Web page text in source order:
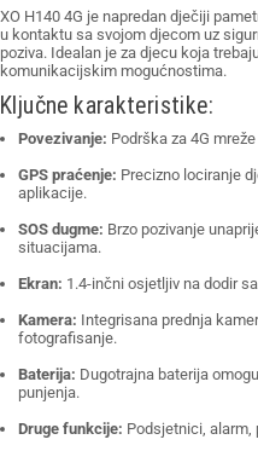
XO H140 4G je napredan dječiji
u kontaktu sa svojom djecom uz
poziva. Idealan je za djecu koja
komunikacijskim mogućnostima.
Ključne karakteristike:
Povezivanje: Podrška za 4G
GPS praćenje: Precizno lociranje
aplikacije.
SOS dugme: Brzo pozivanje
situacijama.
Ekran: 1.4-inčni osjetljiv na dodir
Kamera: Integrisana prednja
fotografisanje.
Baterija: Dugotrajna baterija
punjenja.
Druge funkcije: Podsjetnici, alarm,